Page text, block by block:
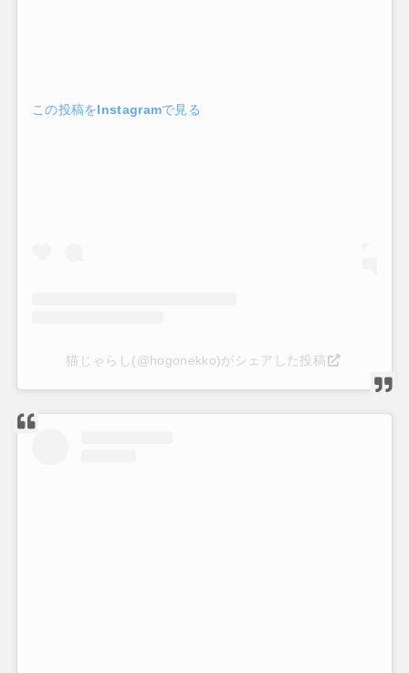
この投稿をInstagramで見る
猫じゃらし(@hogonekko)がシェアした投稿